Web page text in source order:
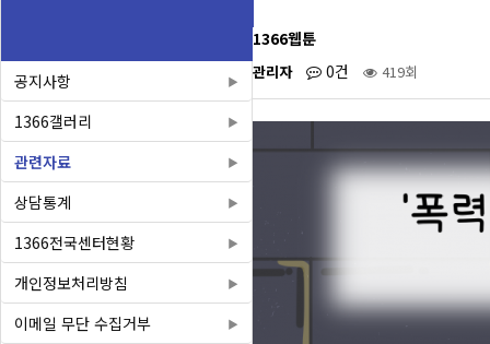
공지사항
1366갤러리
관련자료
상담통계
1366전국센터현황
개인정보처리방침
이메일 무단 수집거부
1366웹툰
관리자 0건 419회